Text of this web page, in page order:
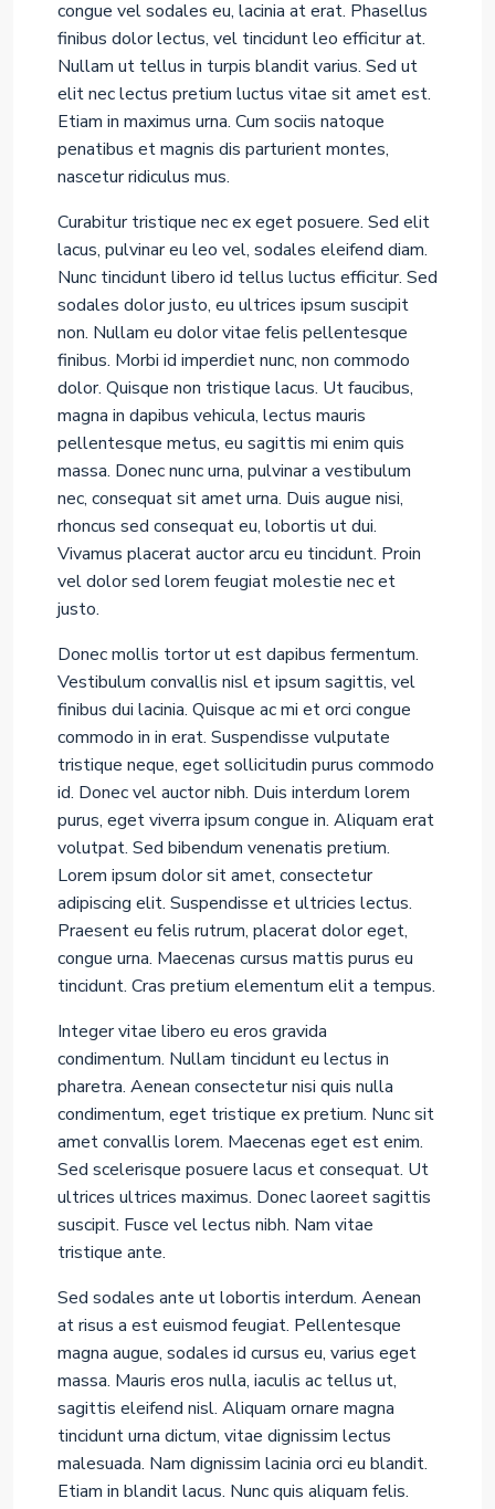
congue vel sodales eu, lacinia at erat. Phasellus
finibus dolor lectus, vel tincidunt leo efficitur at.
Nullam ut tellus in turpis blandit varius. Sed ut
elit nec lectus pretium luctus vitae sit amet est.
Etiam in maximus urna. Cum sociis natoque
penatibus et magnis dis parturient montes,
nascetur ridiculus mus.
Curabitur tristique nec ex eget posuere. Sed elit
lacus, pulvinar eu leo vel, sodales eleifend diam.
Nunc tincidunt libero id tellus luctus efficitur. Sed
sodales dolor justo, eu ultrices ipsum suscipit
non. Nullam eu dolor vitae felis pellentesque
finibus. Morbi id imperdiet nunc, non commodo
dolor. Quisque non tristique lacus. Ut faucibus,
magna in dapibus vehicula, lectus mauris
pellentesque metus, eu sagittis mi enim quis
massa. Donec nunc urna, pulvinar a vestibulum
nec, consequat sit amet urna. Duis augue nisi,
rhoncus sed consequat eu, lobortis ut dui.
Vivamus placerat auctor arcu eu tincidunt. Proin
vel dolor sed lorem feugiat molestie nec et
justo.
Donec mollis tortor ut est dapibus fermentum.
Vestibulum convallis nisl et ipsum sagittis, vel
finibus dui lacinia. Quisque ac mi et orci congue
commodo in in erat. Suspendisse vulputate
tristique neque, eget sollicitudin purus commodo
id. Donec vel auctor nibh. Duis interdum lorem
purus, eget viverra ipsum congue in. Aliquam erat
volutpat. Sed bibendum venenatis pretium.
Lorem ipsum dolor sit amet, consectetur
adipiscing elit. Suspendisse et ultricies lectus.
Praesent eu felis rutrum, placerat dolor eget,
congue urna. Maecenas cursus mattis purus eu
tincidunt. Cras pretium elementum elit a tempus.
Integer vitae libero eu eros gravida
condimentum. Nullam tincidunt eu lectus in
pharetra. Aenean consectetur nisi quis nulla
condimentum, eget tristique ex pretium. Nunc sit
amet convallis lorem. Maecenas eget est enim.
Sed scelerisque posuere lacus et consequat. Ut
ultrices ultrices maximus. Donec laoreet sagittis
suscipit. Fusce vel lectus nibh. Nam vitae
tristique ante.
Sed sodales ante ut lobortis interdum. Aenean
at risus a est euismod feugiat. Pellentesque
magna augue, sodales id cursus eu, varius eget
massa. Mauris eros nulla, iaculis ac tellus ut,
sagittis eleifend nisl. Aliquam ornare magna
tincidunt urna dictum, vitae dignissim lectus
malesuada. Nam dignissim lacinia orci eu blandit.
Etiam in blandit lacus. Nunc quis aliquam felis.